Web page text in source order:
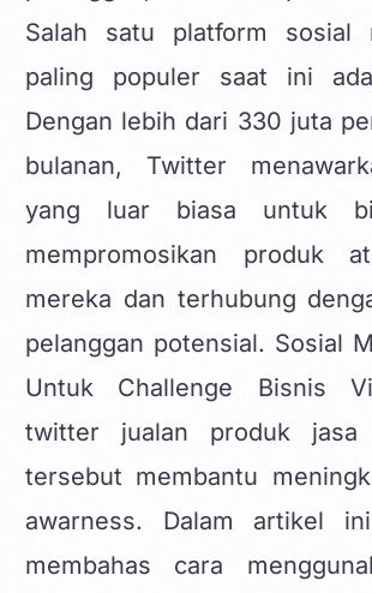
Salah satu platform sosial
paling populer saat ini
Dengan lebih dari 330 juta
bulanan, Twitter
yang luar biasa untuk
mempromosikan produk
mereka dan terhubung
pelanggan potensial. Sosial
Untuk Challenge Bisnis
twitter jualan produk jasa
tersebut membantu
awarness. Dalam artikel
membahas cara